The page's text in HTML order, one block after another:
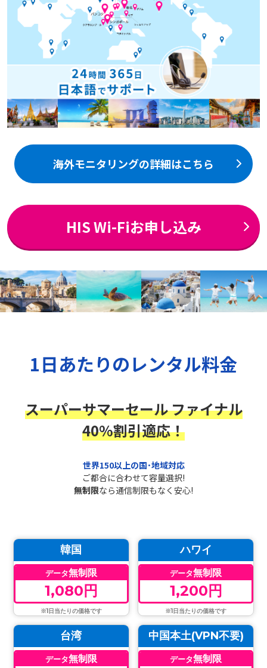
海外モニタリングの詳細はこちら
HIS Wi-Fiお申し込み
1日あたりのレンタル料金
スーパーサマーセール ファイナル
40%割引適応！
世界150以上の国･地域対応
ご都合に合わせて容量選択!
無制限なら通信制限もなく安心!
韓国
データ無制限
1,080円
※1日当たりの価格です
ハワイ
データ無制限
1,200円
※1日当たりの価格です
台湾
データ無制限
中国本土(VPN不要)
データ無制限